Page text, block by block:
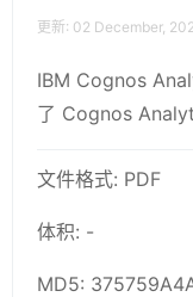
更新: 02 December,
IBM Cognos
了 Cognos
文件格式: PDF
体积: -
MD5: